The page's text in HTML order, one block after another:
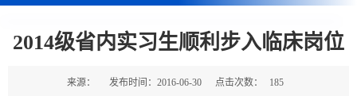
2014级省内实习生顺利步入临床岗位
来源： 发布时间：2016-06-30 点击次数： 185